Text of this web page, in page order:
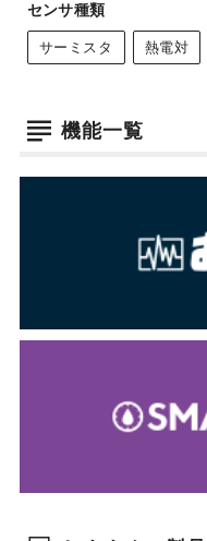
センサ種類
サーミスタ 熱電対
機能一覧